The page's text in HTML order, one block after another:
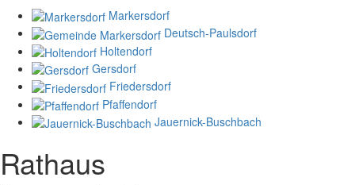
Markersdorf
Deutsch-Paulsdorf
Holtendorf
Gersdorf
Friedersdorf
Pfaffendorf
Jauernick-Buschbach
Rathaus